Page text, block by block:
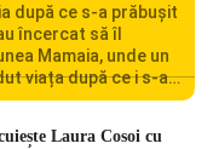
după ce s-a prăbușit
încercat să îl
Mamaia, unde un
viața după ce i s-a
Laura Cosoi cu